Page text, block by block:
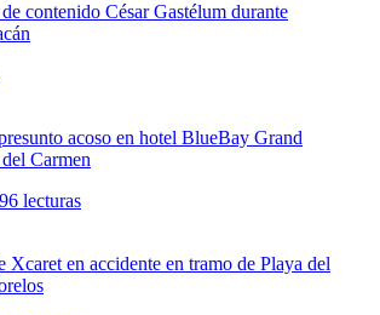
contenido César Gastélum durante
acoso en hotel BlueBay Grand
Carmen
lecturas
Xcaret en accidente en tramo de Playa del